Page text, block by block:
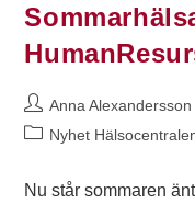
Anna Alexandersson
Nyhet
Nu står sommaren